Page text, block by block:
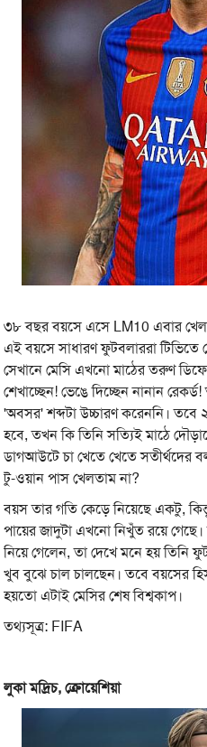
৩৮ বছর বয়সে এসে LM10 এবার
এই বয়সে সাধারণ ফুটবলাররা টিভিতে
সেখানে মেসি এখনো মাঠের তরুণ
শেখাচ্ছেন! ভেঙে দিচ্ছেন নানান
'অবসর' শব্দটা উচ্চারণ করেননি।
হবে, তখন কি তিনি সত্যিই মাঠে
ডাগআউটে চা খেতে খেতে সতীর্থদের
টু-ওয়ান পাস খেলতাম না?
বয়স তার গতি কেড়ে নিয়েছে একটু,
পায়ের জাদুটা এখনো নিখুঁত রয়ে গেছে।
নিয়ে গেলেন, তা দেখে মনে হয় তিনি
খুব বুঝে চাল চালছেন। তবে বয়সের
হয়তো এটাই মেসির শেষ বিশ্বকাপ।
তথ্যসূত্র: FIFA
লুকা মদ্রিচ, ক্রোয়েশিয়া